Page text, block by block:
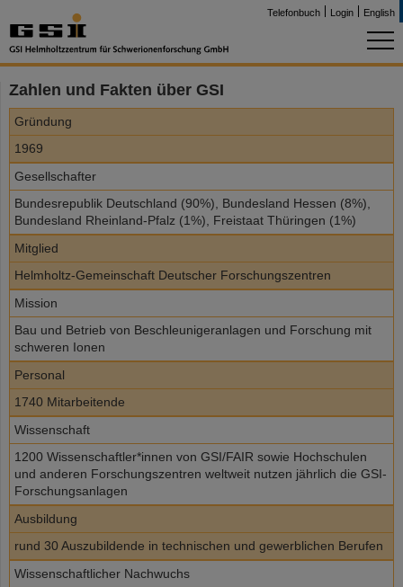
Telefonbuch Login English
Zahlen und Fakten über GSI
Gründung
1969
Gesellschafter
Bundesrepublik Deutschland (90%), Bundesland Hessen (8%),
Bundesland Rheinland-Pfalz (1%), Freistaat Thüringen (1%)
Mitglied
Helmholtz-Gemeinschaft Deutscher Forschungszentren
Mission
Bau und Betrieb von Beschleunigeranlagen und Forschung mit
schweren Ionen
Personal
1740 Mitarbeitende
Wissenschaft
1200 Wissenschaftler*innen von GSI/FAIR sowie Hochschulen
und anderen Forschungszentren weltweit nutzen jährlich die GSI-
Forschungsanlagen
Ausbildung
rund 30 Auszubildende in technischen und gewerblichen Berufen
Wissenschaftlicher Nachwuchs